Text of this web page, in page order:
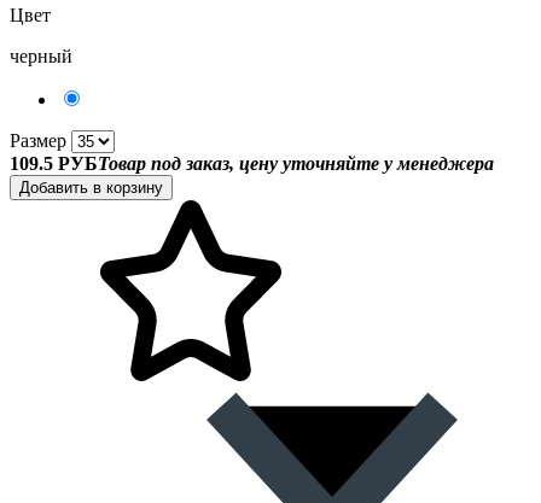
Цвет
черный
Размер
109.5 РУБТовар под заказ, цену уточняйте у менеджера
Добавить в корзину